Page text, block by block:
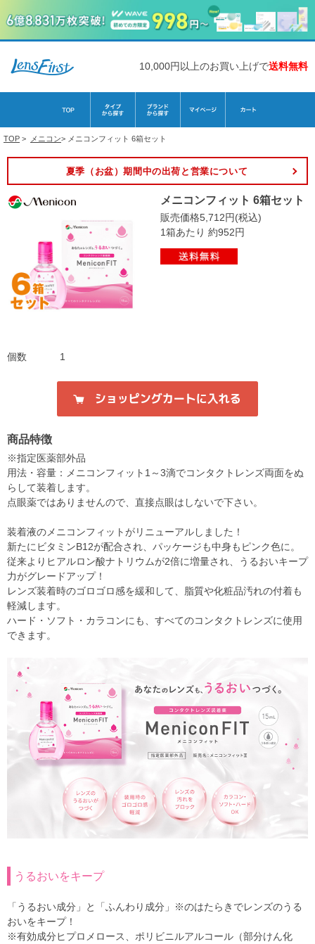
10,000円以上のお買い上げで送料無料
TOP > メニコン> メニコンフィット 6箱セット
夏季（お盆）期間中の出荷と営業について
メニコンフィット 6箱セット
販売価格5,712円(税込)
1箱あたり 約952円
個数 1
商品特徴
※指定医薬部外品
用法・容量：メニコンフィット1～3滴でコンタクトレンズ両面をぬ
らして装着します。
点眼薬ではありませんので、直接点眼はしないで下さい。
装着液のメニコンフィットがリニューアルしました！
新たにビタミンB12が配合され、パッケージも中身もピンク色に。
従来よりヒアルロン酸ナトリウムが2倍に増量され、うるおいキープ
力がグレードアップ！
レンズ装着時のゴロゴロ感を緩和して、脂質や化粧品汚れの付着も
軽減します。
ハード・ソフト・カラコンにも、すべてのコンタクトレンズに使用
できます。
うるおいをキープ
「うるおい成分」と「ふんわり成分」※のはたらきでレンズのうる
おいをキープ！
※有効成分ヒプロメロース、ポリビニルアルコール（部分けん化